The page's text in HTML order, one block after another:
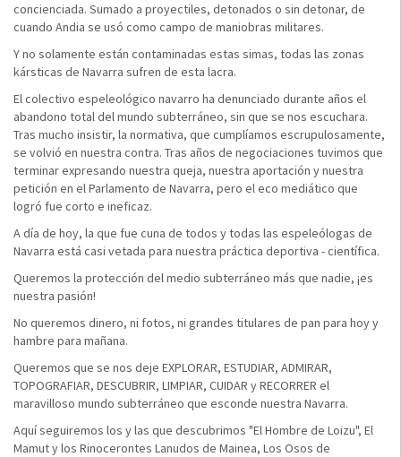
concienciada. Sumado a proyectiles, detonados o sin detonar, de
cuando Andia se usó como campo de maniobras militares.
Y no solamente están contaminadas estas simas, todas las zonas
kársticas de Navarra sufren de esta lacra.
El colectivo espeleológico navarro ha denunciado durante años el
abandono total del mundo subterráneo, sin que se nos escuchara.
Tras mucho insistir, la normativa, que cumplíamos escrupulosamente,
se volvió en nuestra contra. Tras años de negociaciones tuvimos que
terminar expresando nuestra queja, nuestra aportación y nuestra
petición en el Parlamento de Navarra, pero el eco mediático que
logró fue corto e ineficaz.
A día de hoy, la que fue cuna de todos y todas las espeleólogas de
Navarra está casi vetada para nuestra práctica deportiva - científica.
Queremos la protección del medio subterráneo más que nadie, ¡es
nuestra pasión!
No queremos dinero, ni fotos, ni grandes titulares de pan para hoy y
hambre para mañana.
Queremos que se nos deje EXPLORAR, ESTUDIAR, ADMIRAR,
TOPOGRAFIAR, DESCUBRIR, LIMPIAR, CUIDAR y RECORRER el
maravilloso mundo subterráneo que esconde nuestra Navarra.
Aquí seguiremos los y las que descubrimos "El Hombre de Loizu", El
Mamut y los Rinocerontes Lanudos de Mainea, Los Osos de